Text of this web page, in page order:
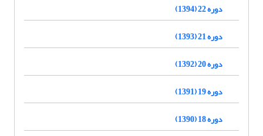
دوره 22 (1394)
دوره 21 (1393)
دوره 20 (1392)
دوره 19 (1391)
دوره 18 (1390)